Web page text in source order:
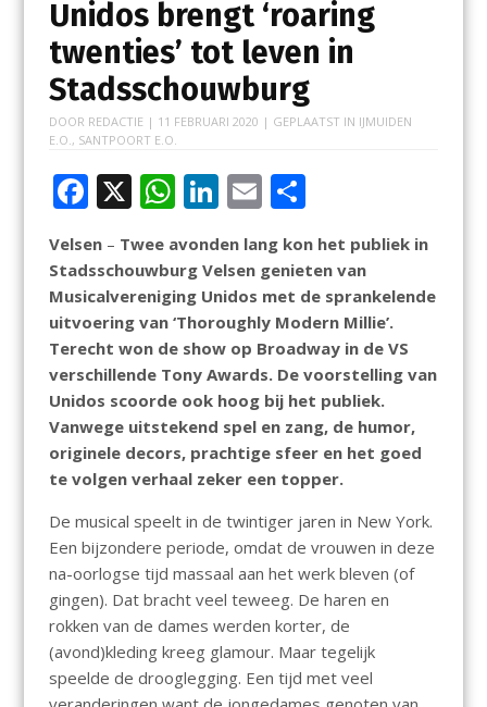
Unidos brengt ‘roaring
twenties’ tot leven in
Stadsschouwburg
DOOR REDACTIE | 11 FEBRUARI 2020 | GEPLAATST IN IJMUIDEN
E.O. , SANTPOORT E.O.
F
e
b
o
o
k
X W
at
s
A
p
p
Li
n
k
e
dI
n
E
m
ai
l
D
el
e
n
Velsen– Twee avonden lang kon het publiek in
Stadsschouwburg Velsen genieten van
Musicalvereniging Unidos met de sprankelende
uitvoering van ‘Thoroughly Modern Millie’.
Terecht won de show op Broadway in de VS
verschillende Tony Awards. De voorstelling van
Unidos scoorde ook hoog bij het publiek.
Vanwege uitstekend spel en zang, de humor,
originele decors, prachtige sfeer en het goed
te volgen verhaal zeker een topper.
De musical speelt in de twintiger jaren in New York.
Een bijzondere periode, omdat de vrouwen in deze
na-oorlogse tijd massaal aan het werk bleven (of
gingen). Dat bracht veel teweeg. De haren en
rokken van de dames werden korter, de
(avond)kleding kreeg glamour. Maar tegelijk
speelde de drooglegging. Een tijd met veel